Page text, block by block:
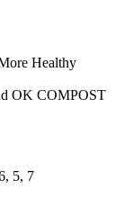
Healthy
OK COMPOST
5, 7